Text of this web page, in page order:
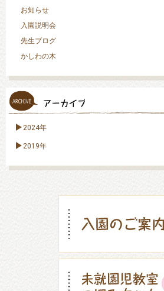
お知らせ
入園説明会
先生ブログ
かしわの木
2024年
2019年